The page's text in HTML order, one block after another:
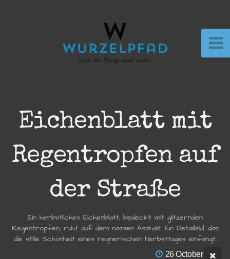
Eichenblatt mit
Regentropfen auf
der Straße
Ein herbstliches Eichenblatt, bedeckt mit glitzernden
Regentropfen, ruht auf dem nassen Asphalt. Ein Detailbild, das
die stille Schönheit eines regnerischen Herbsttages einfängt.
26 October 2025